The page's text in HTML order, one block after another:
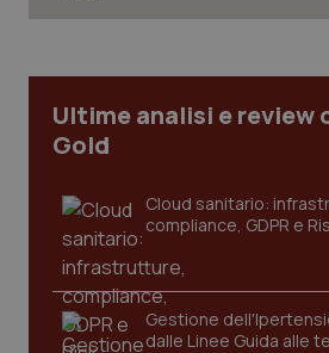
Ultime analisi e review
Gold
Cloud sanitario:
compliance, GDPR e
Gestione
dalle Linee Guida alle